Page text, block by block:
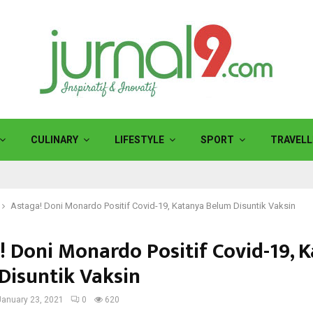
CULINARY LIFESTYLE SPORT
Astaga! Doni Monardo Positif Covid-19, Katanya Belum Disuntik Vaksin
Doni Monardo Positif Covid-19,
Vaksin
23, 2021 0 620